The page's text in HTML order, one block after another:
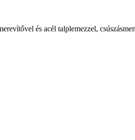
és acél talplemezzel,